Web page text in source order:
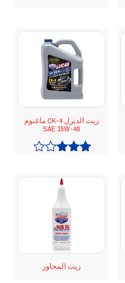
زيت الديزل CK-4 ماغنوم
SAE 15W-40
زيت المحاور